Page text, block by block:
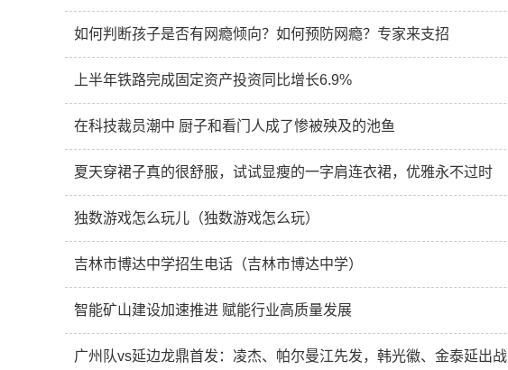
如何判断孩子是否有网瘾倾向？如何预防网瘾？专家来支招
上半年铁路完成固定资产投资同比增长6.9%
在科技裁员潮中 厨子和看门人成了惨被殃及的池鱼
夏天穿裙子真的很舒服，试试显瘦的一字肩连衣裙，优雅永不过时
独数游戏怎么玩儿（独数游戏怎么玩）
吉林市博达中学招生电话（吉林市博达中学）
智能矿山建设加速推进 赋能行业高质量发展
广州队vs延边龙鼎首发：凌杰、帕尔曼江先发，韩光徽、金泰延出战